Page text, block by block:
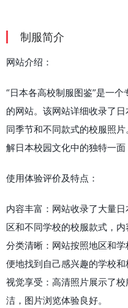
制服简介
网站介绍：
“日本各高校制服图鉴”是一
的网站。该网站详细收录了
同季节和不同款式的校服照
解日本校园文化中的独特一面
使用体验评价及特点：
内容丰富：网站收录了大量
区和不同学校的校服款式，内
分类清晰：网站按照地区和
便地找到自己感兴趣的学校和
视觉享受：高清照片展示了
洁，图片浏览体验良好。